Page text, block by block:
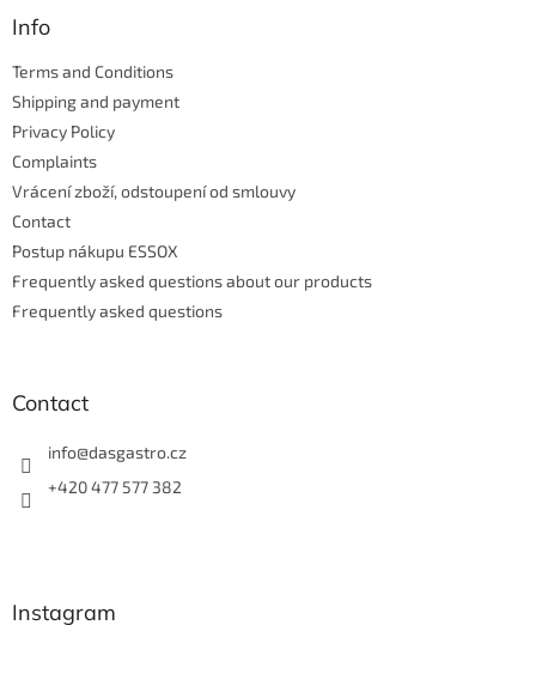
Info
Terms and Conditions
Shipping and payment
Privacy Policy
Complaints
Vrácení zboží, odstoupení od smlouvy
Contact
Postup nákupu ESSOX
Frequently asked questions about our products
Frequently asked questions
Contact
info@dasgastro.cz
+420 477 577 382
Instagram